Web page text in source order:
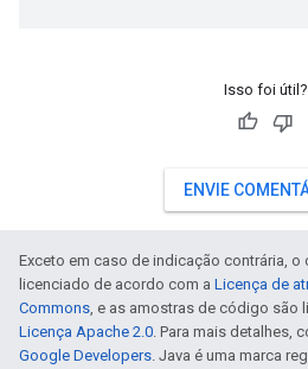
Isso foi útil?
ENVIE
Exceto em caso de indicação contrária,
licenciado de acordo com a Licença de
Commons, e as amostras de código são
Licença Apache 2.0. Para mais detalhes,
Google Developers. Java é uma marca